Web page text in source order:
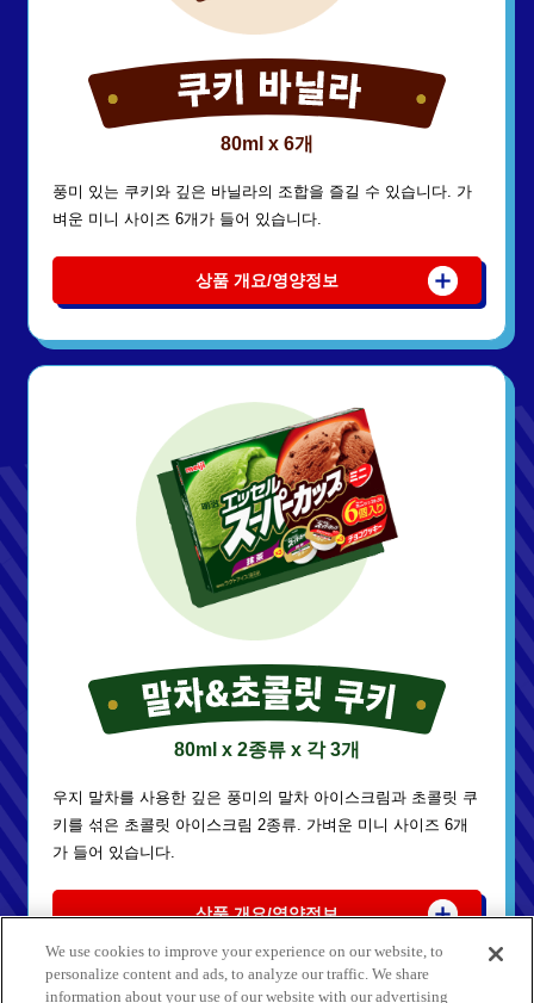
80ml x 6개
풍미 있는 쿠키와 깊은 바닐라의 조합을 즐길 수 있습니다. 가
벼운 미니 사이즈 6개가 들어 있습니다.
상품 개요/영양정보
80ml x 2종류 x 각 3개
우지 말차를 사용한 깊은 풍미의 말차 아이스크림과 초콜릿 쿠
키를 섞은 초콜릿 아이스크림 2종류. 가벼운 미니 사이즈 6개
가 들어 있습니다.
상품 개요/영양정보
We use cookies to improve your experience on our website, to
personalize content and ads, to analyze our traffic. We share
information about your use of our website with our advertising